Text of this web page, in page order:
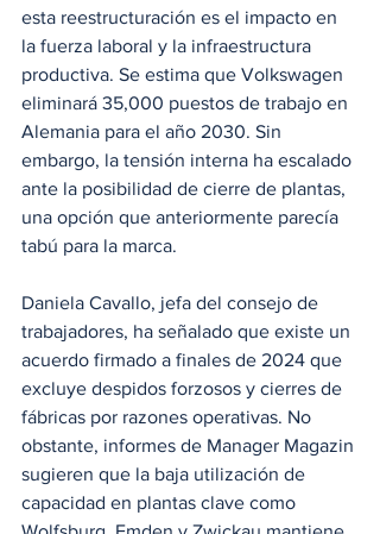
esta reestructuración es el impacto en
la fuerza laboral y la infraestructura
productiva. Se estima que Volkswagen
eliminará 35,000 puestos de trabajo en
Alemania para el año 2030. Sin
embargo, la tensión interna ha escalado
ante la posibilidad de cierre de plantas,
una opción que anteriormente parecía
tabú para la marca.
Daniela Cavallo, jefa del consejo de
trabajadores, ha señalado que existe un
acuerdo firmado a finales de 2024 que
excluye despidos forzosos y cierres de
fábricas por razones operativas. No
obstante, informes de Manager Magazin
sugieren que la baja utilización de
capacidad en plantas clave como